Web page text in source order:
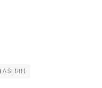
BIH